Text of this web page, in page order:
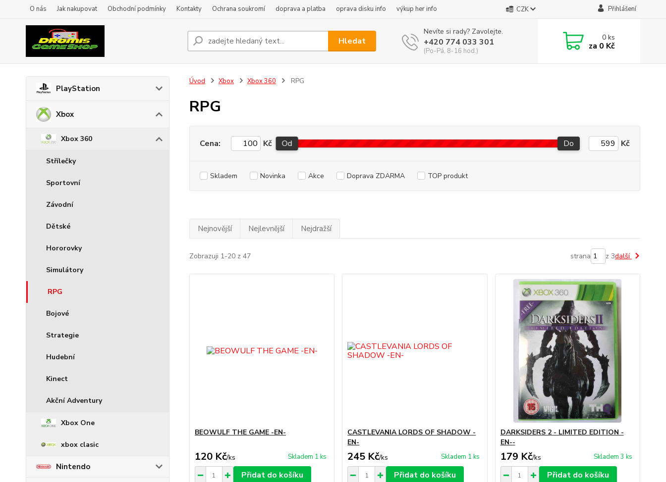
O nás Jak nakupovat Obchodní podmínky Kontakty Ochrana soukromí doprava a platba oprava disku info výkup her info CZK Přihlášení
Hledat
Nevíte si rady? Zavolejte.
+420 774 033 301
(Po-Pá, 8-16 hod.)
0ks
za 0 Kč
PlayStation
Xbox
Xbox 360
Střílečky
Sportovní
Závodní
Dětské
Hororovky
Simulátory
RPG
Bojové
Strategie
Hudební
Kinect
Akční Adventury
Xbox One
xbox clasic
Nintendo
Úvod Xbox Xbox 360 RPG
RPG
Cena: Kč Od Do Kč
Skladem Novinka Akce Doprava ZDARMA TOP produkt
Nejnovější Nejlevnější Nejdražší
Zobrazuji 1-20 z 47 strana z 3další
BEOWULF THE GAME -EN-
120 Kč/ks Skladem 1 ks
Přidat do košíku
CASTLEVANIA LORDS OF SHADOW -
EN-
245 Kč/ks Skladem 1 ks
Přidat do košíku
DARKSIDERS 2 - LIMITED EDITION -
EN--
179 Kč/ks Skladem 3 ks
Přidat do košíku